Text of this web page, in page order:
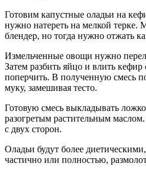
Готовим капустные оладьи на
нужно натереть на мелкой терке.
блендер, но тогда нужно отжать
Измельченные овощи нужно
Затем разбить яйцо и влить
поперчить. В полученную смесь
муку, замешивая тесто.
Готовую смесь выкладывать
разогретым растительным
с двух сторон.
Оладьи будут более
частично или полностью,